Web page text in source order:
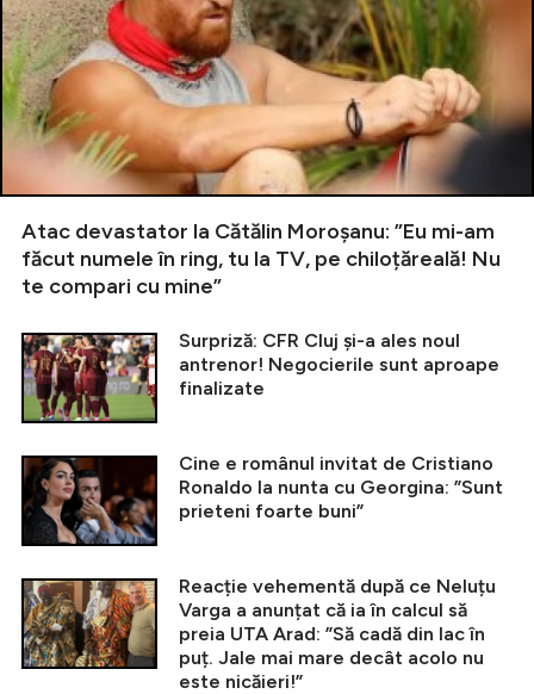
Atac devastator la Cătălin Moroșanu: ”Eu mi-am
făcut numele în ring, tu la TV, pe chiloțăreală! Nu
te compari cu mine”
Surpriză: CFR Cluj și-a ales noul
antrenor! Negocierile sunt aproape
finalizate
Cine e românul invitat de Cristiano
Ronaldo la nunta cu Georgina: ”Sunt
prieteni foarte buni”
Reacție vehementă după ce Neluțu
Varga a anunțat că ia în calcul să
preia UTA Arad: ”Să cadă din lac în
puț. Jale mai mare decât acolo nu
este nicăieri!”